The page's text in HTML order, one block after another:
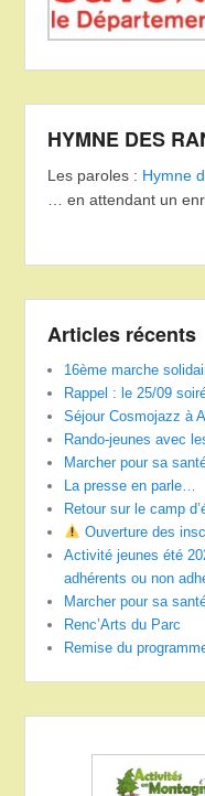
HYMNE DES
Les paroles : Hymne
… en attendant un
Articles récents
16ème marche
Rappel : le 25/09
Séjour Cosmojazz à
Rando-jeunes avec
Marcher pour sa
La presse en parle…
Retour sur le camp
Ouverture des
Activité jeunes été
adhérents ou non
Marcher pour sa
Renc’Arts du Parc
Remise du